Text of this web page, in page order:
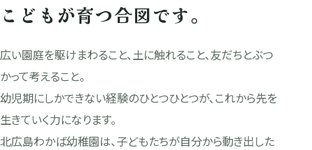
こどもが育つ合図です。
広い園庭を駆けまわること、土に触れること、友だちとぶつ
かって考えること。
幼児期にしかできない経験のひとつひとつが、これから先を
生きていく力になります。
北広島わかば幼稚園は、子どもたちが自分から動き出した